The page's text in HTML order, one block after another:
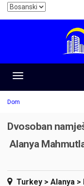
Toggle
navigation
Dom
Dvosoban
Alanya
Turkey > Alanya >